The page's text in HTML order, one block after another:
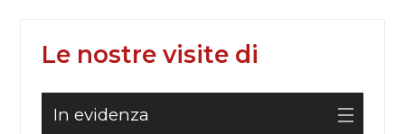
Le nostre visite di
In evidenza